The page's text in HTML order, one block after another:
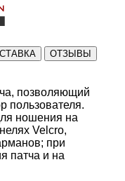
ОТЗЫВЫ
позволяющий
пользователя.
ношения на
Velcro,
при
патча и на